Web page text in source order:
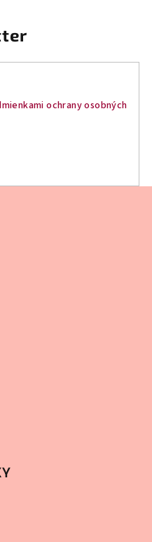
ochrany osobných